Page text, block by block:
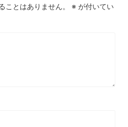
ことはありません。 ※ が付いてい